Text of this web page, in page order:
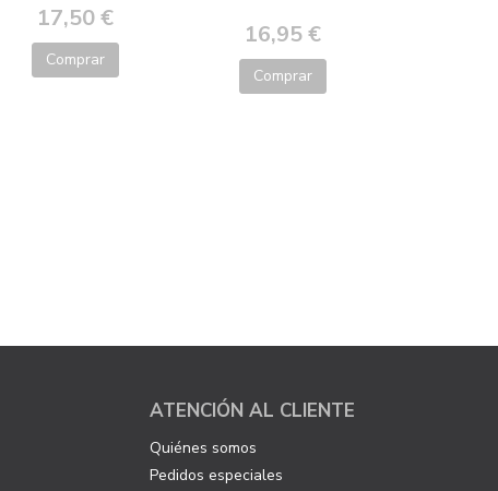
17,50 €
Comprar
16,95 €
Comprar
ATENCIÓN AL CLIENTE
Quiénes somos
Pedidos especiales